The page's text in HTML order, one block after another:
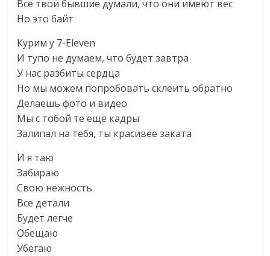
Все твои бывшие думали, что они имеют вес
Но это байт
Курим у 7-Eleven
И тупо не думаем, что будет завтра
У нас разбиты сердца
Но мы можем попробовать склеить обратно
Делаешь фото и видео
Мы с тобой те ещё кадры
Залипал на тебя, ты красивее заката
И я таю
Забираю
Свою нежность
Все детали
Будет легче
Обещаю
Убегаю